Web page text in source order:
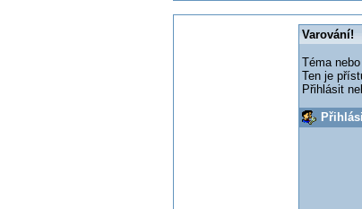
Varování!
Téma
Ten je
Přihlásit